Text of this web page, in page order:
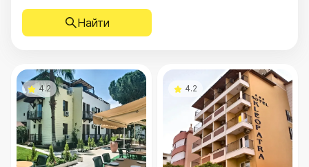
Найти
4.2 4.2